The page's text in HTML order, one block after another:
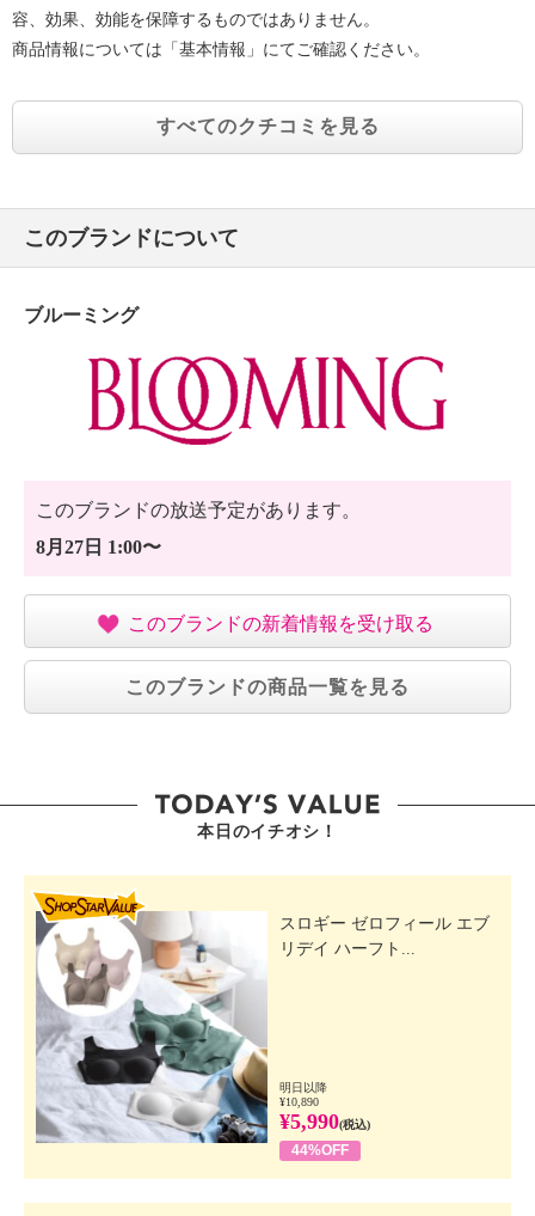
容、効果、効能を保障するものではありません。
商品情報については「基本情報」にてご確認ください。
すべてのクチコミを見る
このブランドについて
ブルーミング
このブランドの放送予定があります。
8月27日 1:00〜
このブランドの新着情報を受け取る
このブランドの商品一覧を見る
本日のイチオシ！
スロギー ゼロフィール エブ
リデイ ハーフト...
明日以降
¥10,890
¥5,990(税込)
44%OFF